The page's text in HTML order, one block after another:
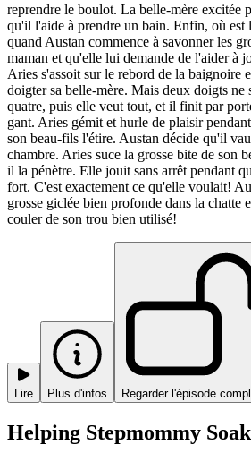
reprendre le boulot. La belle-mère excitée
qu'il l'aide à prendre un bain. Enfin, où est
quand Austan commence à savonner les
maman et qu'elle lui demande de l'aider à
Aries s'assoit sur le rebord de la baignoire
doigter sa belle-mère. Mais deux doigts ne
quatre, puis elle veut tout, et il finit par
gant. Aries gémit et hurle de plaisir
son beau-fils l'étire. Austan décide qu'il
chambre. Aries suce la grosse bite de son
il la pénètre. Elle jouit sans arrêt pendant
fort. C'est exactement ce qu'elle voulait!
grosse giclée bien profonde dans la chatte
couler de son trou bien utilisé!
Lire Plus d'infos Regarder l'épisode
Helping Stepmommy